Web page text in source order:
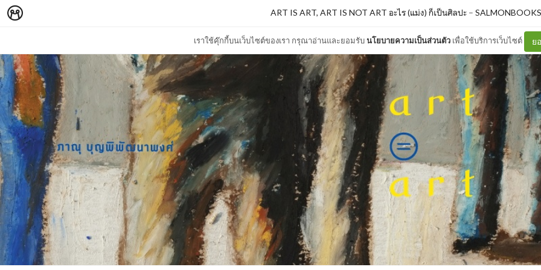
เราใช้คุ๊กกี้บนเว็บไซต์ของเรา กรุณาอ่านและยอมรับนโยบายความเป็นส่วนตัว เพื่อใช้บริการเว็บไซต์ ย
ART IS ART, ART IS NOT ART อะไร (แม่ง) ก็เป็นศิลปะ– SALMONBOOKS